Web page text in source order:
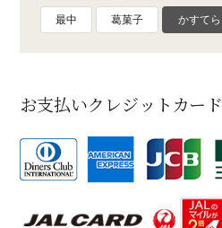
最中 葛菓子 かすてら
お支払いクレジットカード